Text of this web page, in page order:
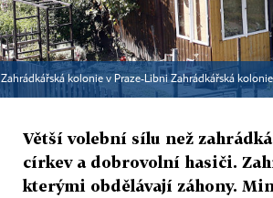
Zahrádkářská kolonie v Praze-Libni Zahrádkářská
Větší volební sílu než
církev a dobrovolní hasiči.
kterými obdělávají záhony.